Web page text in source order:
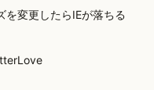
を変更したらIEが落ちる